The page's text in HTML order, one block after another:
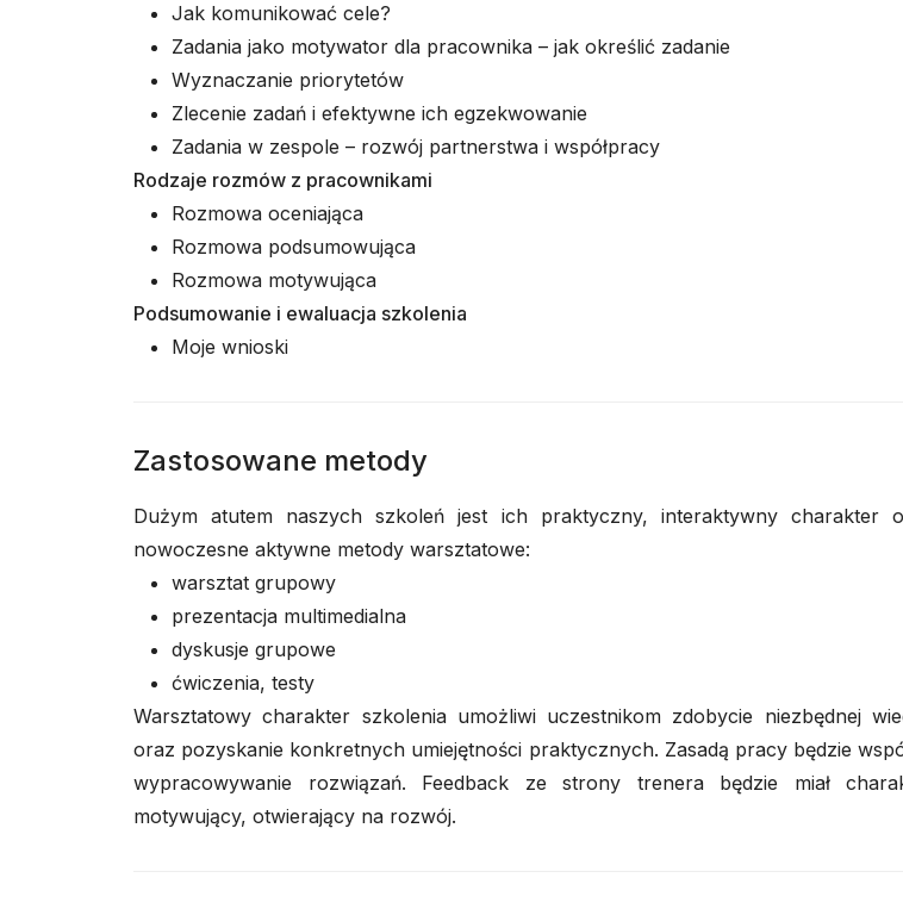
Jak komunikować cele?
Zadania jako motywator dla pracownika – jak określić zadanie
Wyznaczanie priorytetów
Zlecenie zadań i efektywne ich egzekwowanie
Zadania w zespole – rozwój partnerstwa i współpracy
Rodzaje rozmów z pracownikami
Rozmowa oceniająca
Rozmowa podsumowująca
Rozmowa motywująca
Podsumowanie i ewaluacja szkolenia
Moje wnioski
Zastosowane metody
Dużym atutem naszych szkoleń jest ich praktyczny, interaktywny charakter
nowoczesne aktywne metody warsztatowe:
warsztat grupowy
prezentacja multimedialna
dyskusje grupowe
ćwiczenia, testy
Warsztatowy charakter szkolenia umożliwi uczestnikom zdobycie niezbędnej
oraz pozyskanie konkretnych umiejętności praktycznych. Zasadą pracy będzie
wypracowywanie rozwiązań. Feedback ze strony trenera będzie miał
motywujący, otwierający na rozwój.